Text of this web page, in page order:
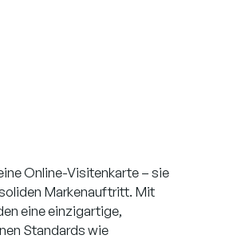
Online-Visitenkarte – sie
Markenauftritt. Mit
eine einzigartige,
Standards wie